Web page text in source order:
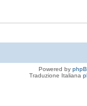
Powered by
Traduzione Italiana